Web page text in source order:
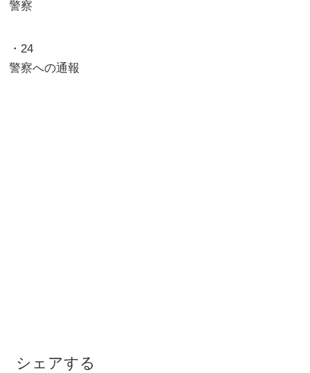
警察
・24
警察への通報
シェアする